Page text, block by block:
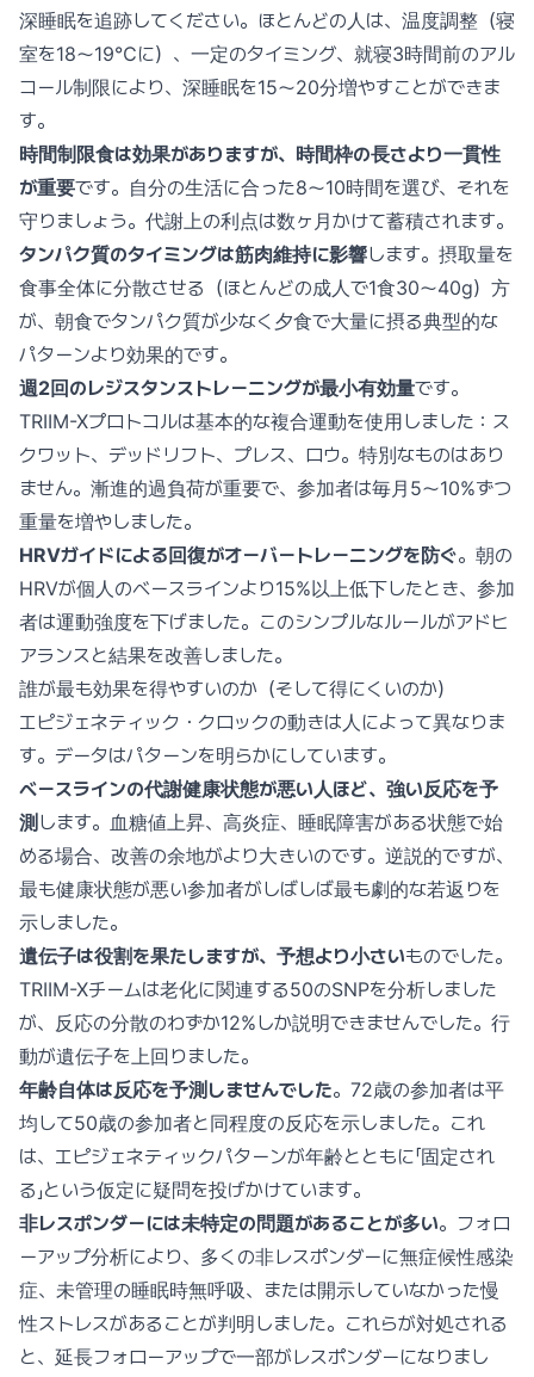
深睡眠を追跡してください。ほとんどの人は、温度調整（寝
室を18〜19℃に）、一定のタイミング、就寝3時間前のアル
コール制限により、深睡眠を15〜20分増やすことができま
す。
時間制限食は効果がありますが、時間枠の長さより一貫性
が重要です。自分の生活に合った8〜10時間を選び、それを
守りましょう。代謝上の利点は数ヶ月かけて蓄積されます。
タンパク質のタイミングは筋肉維持に影響します。摂取量を
食事全体に分散させる（ほとんどの成人で1食30〜40g）方
が、朝食でタンパク質が少なく夕食で大量に摂る典型的な
パターンより効果的です。
週2回のレジスタンストレーニングが最小有効量です。
TRIIM-Xプロトコルは基本的な複合運動を使用しました：ス
クワット、デッドリフト、プレス、ロウ。特別なものはあり
ません。漸進的過負荷が重要で、参加者は毎月5〜10%ずつ
重量を増やしました。
HRVガイドによる回復がオーバートレーニングを防ぐ。朝の
HRVが個人のベースラインより15%以上低下したとき、参加
者は運動強度を下げました。このシンプルなルールがアドヒ
アランスと結果を改善しました。
誰が最も効果を得やすいのか（そして得にくいのか）
エピジェネティック・クロックの動きは人によって異なりま
す。データはパターンを明らかにしています。
ベースラインの代謝健康状態が悪い人ほど、強い反応を予
測 します。血糖値上昇、高炎症、睡眠障害がある状態で始
める場合、改善の余地がより大きいのです。逆説的ですが、
最も健康状態が悪い参加者がしばしば最も劇的な若返りを
示しました。
遺伝子は役割を果たしますが、予想より小さいものでした。
TRIIM-Xチームは老化に関連する50のSNPを分析しました
が、反応の分散のわずか12%しか説明できませんでした。行
動が遺伝子を上回りました。
年齢自体は反応を予測しませんでした。72歳の参加者は平
均して50歳の参加者と同程度の反応を示しました。これ
は、エピジェネティックパターンが年齢とともに「固定され
る」という仮定に疑問を投げかけています。
非レスポンダーには未特定の問題があることが多い。フォロ
ーアップ分析により、多くの非レスポンダーに無症候性感染
症、未管理の睡眠時無呼吸、または開示していなかった慢
性ストレスがあることが判明しました。これらが対処される
と、延長フォローアップで一部がレスポンダーになりまし